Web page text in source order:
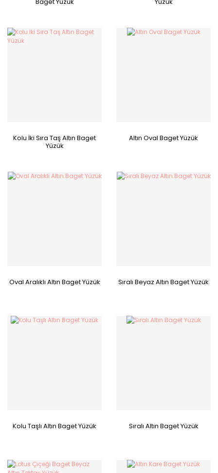
Kolu İki Sıra Taş Altın Baget
Yüzük
Altın Oval Baget Yüzük
Oval Aralıklı Altın Baget Yüzük Sıralı Beyaz Altın Baget Yüzük
Kolu Taşlı Altın Baget Yüzük Sıralı Altın Baget Yüzük